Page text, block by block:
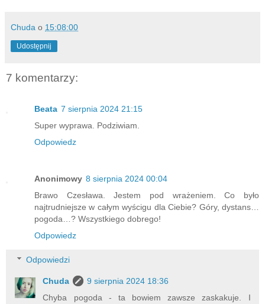
Chuda o 15:08:00
Udostępnij
7 komentarzy:
Beata 7 sierpnia 2024 21:15
Super wyprawa. Podziwiam.
Odpowiedz
Anonimowy 8 sierpnia 2024 00:04
Brawo Czesława. Jestem pod wrażeniem. Co było
najtrudniejsze w całym wyścigu dla Ciebie? Góry, dystans…
pogoda…? Wszystkiego dobrego!
Odpowiedz
Odpowiedzi
Chuda
9 sierpnia 2024 18:36
Chyba pogoda - ta bowiem zawsze zaskakuje. I